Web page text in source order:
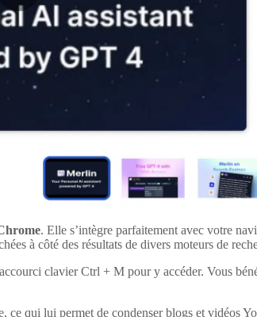
. Elle s’intègre parfaitement avec votre
à côté des résultats de divers moteurs de
clavier Ctrl + M pour y accéder. Vous
ce qui lui permet de condenser blogs et vidéos